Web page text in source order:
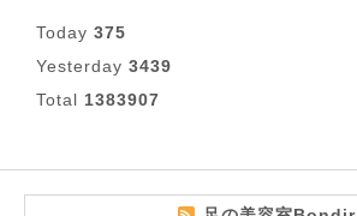
Today 375
Yesterday 3439
Total 1383907